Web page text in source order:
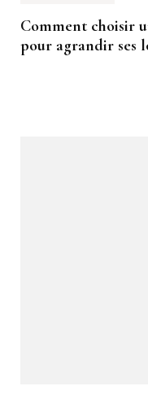
Comment choisir
pour agrandir ses